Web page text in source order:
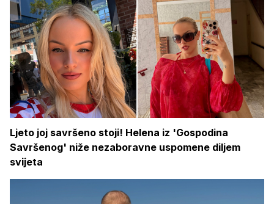
Ljeto joj savršeno stoji! Helena iz 'Gospodina
Savršenog' niže nezaboravne uspomene diljem
svijeta